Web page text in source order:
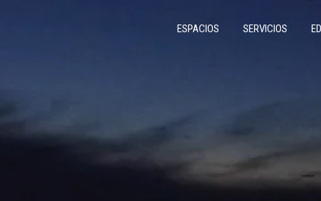
ESPACIOS SERVICIOS